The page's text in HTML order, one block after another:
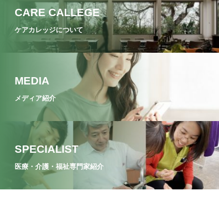
CARE CALLEGE
ケアカレッジについて
MEDIA
メディア紹介
SPECIALIST
医療・介護・福祉専門家紹介